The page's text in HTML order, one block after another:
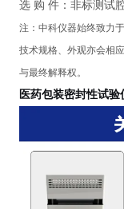
选 购 件：非标测试
注：中科仪器始终致力
技术规格、外观亦会相
与最终解释权。
医药包装密封性试